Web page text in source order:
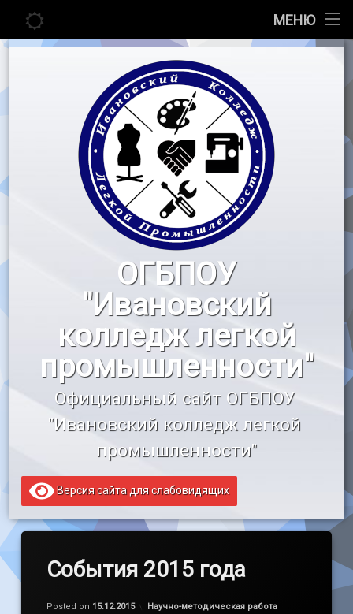
МЕНЮ
Главная
Педагогу
Воспитательная работа
«Профессионалы»
«Профессионалитет»
Образовательный кредит
Перейти
ОГБПОУ
"Ивановский
колледж легкой
промышленности"
Официальный сайт ОГБПОУ
"Ивановский колледж легкой
промышленности"
Версия сайта для слабовидящих
События 2015 года
Posted on 15.12.2015
Обновлено на
by
Категории:
Научно-методическая работа